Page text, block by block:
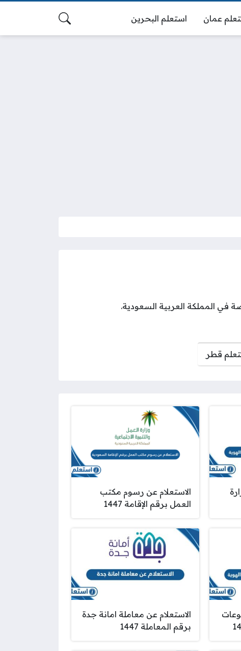
عمان استعلم البحرين
في المملكة العربية السعودية.
قطر
الاستعلام عن رسوم مكتب
العمل برقم الإقامة 1447
الاستعلام عن معاملة امانة جدة
برقم المعاملة 1447